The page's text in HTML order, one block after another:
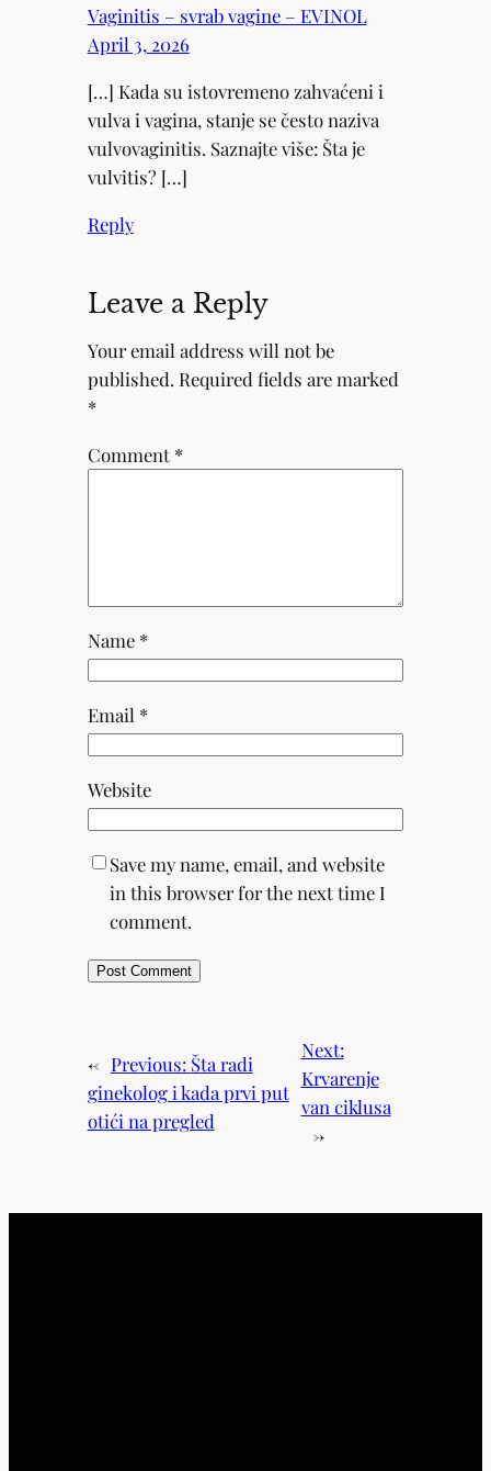
Vaginitis – svrab vagine – EVINOL
April 3, 2026
[…] Kada su istovremeno zahvaćeni i
vulva i vagina, stanje se često naziva
vulvovaginitis. Saznajte više: Šta je
vulvitis? […]
Reply
Leave a Reply
Your email address will not be
published. Required fields are marked
*
Comment *
Name *
Email *
Website
Save my name, email, and website
in this browser for the next time I
comment.
← Previous: Šta radi
ginekolog i kada prvi put
otići na pregled
Next:
Krvarenje
van ciklusa
→